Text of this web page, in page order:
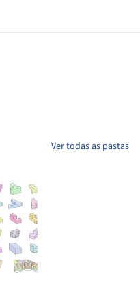
Ver todas as pastas